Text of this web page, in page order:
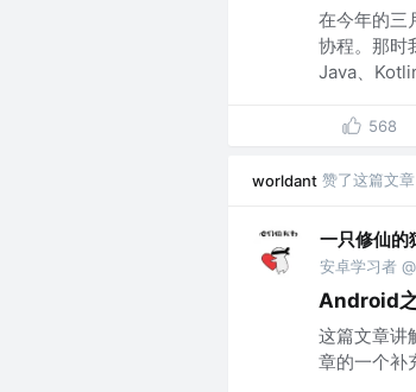
在今年的三
协程。那时
Java、
568
worldant 赞了这篇文章
一只修仙的
安卓学习者
Android
这篇文章讲
章的一个补